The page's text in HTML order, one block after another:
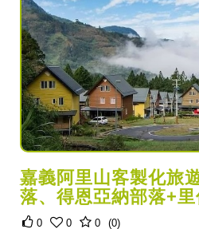
嘉義阿里山客製化旅
落、得恩亞納部落+
0 0 0 (0)